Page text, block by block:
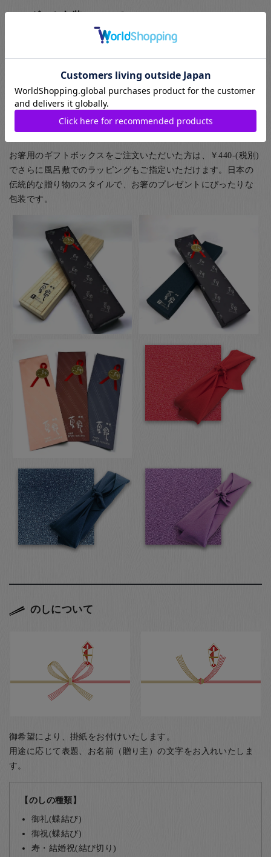
お箸のギフト用のラッピングとして紙箱と桐箱がお選びいただ
けます。また、ご家族用として5膳まで入る紙箱もご用意してお
(お子様食器に関してはギフト用・ご自宅用問わず、紙箱(無料)
に入れてのお届けとなります(ギフト用はその上から包装紙にて
ラッピング)) お箸用の無料のラッピングは、箸袋に入れるタイ
プのものになります。
お箸用のギフトボックスをご注文いただいた方は、￥440-(税別)
でさらに風呂敷でのラッピングもご指定いただけます。日本の
伝統的な贈り物のスタイルで、お箸のプレゼントにぴったりな
包装です。
のしについて
御希望により、掛紙をお付けいたします。
用途に応じて表題、お名前（贈り主）の文字をお入れいたしま
す。
【のしの種類】
御礼(蝶結び)
御祝(蝶結び)
寿・結婚祝(結び切り)